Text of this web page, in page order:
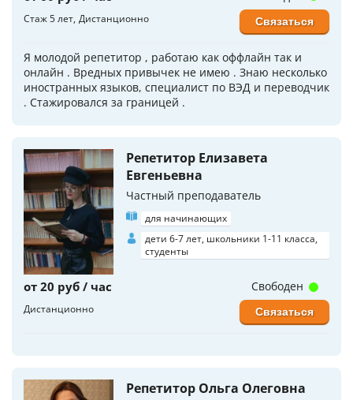
Стаж 5 лет Дистанционно
Я молодой репетитор , работаю как оффлайн так и
онлайн . Вредных привычек не имею . Знаю несколько
иностранных языков, специалист по ВЭД и переводчик
. Стажировался за границей .
Связаться
Репетитор Елизавета
Евгеньевна
Частный преподаватель
для начинающих
дети 6-7 лет, школьники 1-11 класса,
студенты
от 20 руб / час
Дистанционно
Свободен
Связаться
Репетитор Ольга Олеговна